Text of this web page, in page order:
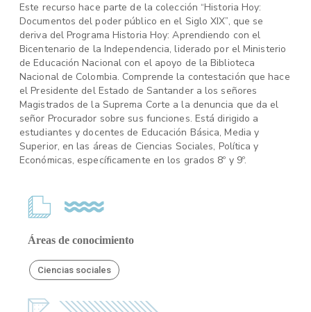
Este recurso hace parte de la colección “Historia Hoy:
Documentos del poder público en el Siglo XIX”, que se
deriva del Programa Historia Hoy: Aprendiendo con el
Bicentenario de la Independencia, liderado por el Ministerio
de Educación Nacional con el apoyo de la Biblioteca
Nacional de Colombia. Comprende la contestación que hace
el Presidente del Estado de Santander a los señores
Magistrados de la Suprema Corte a la denuncia que da el
señor Procurador sobre sus funciones. Está dirigido a
estudiantes y docentes de Educación Básica, Media y
Superior, en las áreas de Ciencias Sociales, Política y
Económicas, específicamente en los grados 8º y 9º.
Áreas de conocimiento
Ciencias sociales